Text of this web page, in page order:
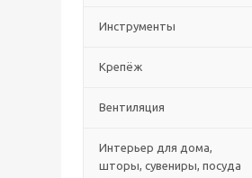
Инструменты
Крепёж
Вентиляция
Интерьер для дома,
шторы, сувениры, посуда